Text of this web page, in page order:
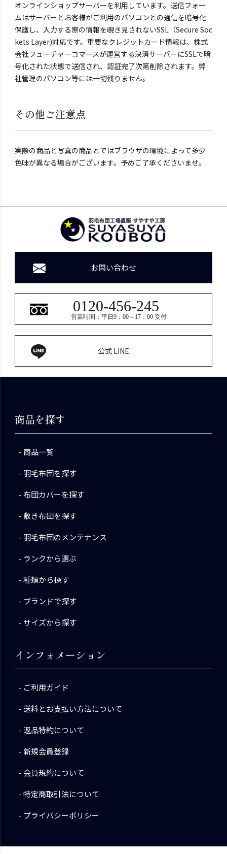
オンラインショップサーバーを利用しています。送信フォー
ムはサーバーとお客様がご利用のパソコンとの通信を暗号化
保護し、入力する際の情報を覗き見されないSSL（Secure Soc
kets Layer)対応です。重要なクレジットカード情報は、株式
会社フューチャーコマースが運営する決済サーバーにSSLで暗
号化された状態で送信され、認証完了次第削除されます。弊
社管理のパソコン等には一切残りません。
その他ご注意点
実際の商品と写真の商品とではブラウザの環境によって多少
色味が異なる場合がございます。予めご了承くださいませ。
お問い合わせ
0120-456-245
営業時間：平日9：00～17：00 受付
公式 LINE
商品を探す
商品一覧
羽毛布団を探す
布団カバーを探す
敷き布団を探す
羽毛布団のメンテナンス
ランクから選ぶ
種類から探す
ブランドで探す
サイズから探す
インフォメーション
ご利用ガイド
送料とお支払い方法について
返品特約について
新規会員登録
会員規約について
特定商取引法について
プライバシーポリシー